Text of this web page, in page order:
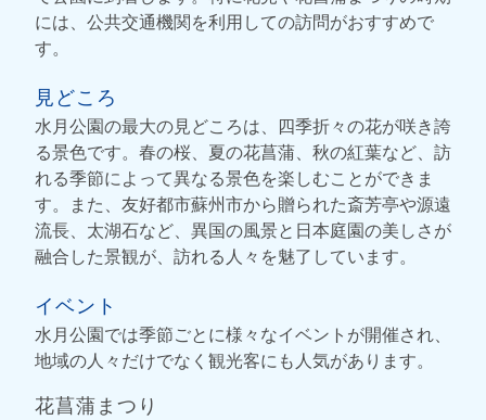
には、公共交通機関を利用しての訪問がおすすめで
す。
見どころ
水月公園の最大の見どころは、四季折々の花が咲き誇
る景色です。春の桜、夏の花菖蒲、秋の紅葉など、訪
れる季節によって異なる景色を楽しむことができま
す。また、友好都市蘇州市から贈られた斎芳亭や源遠
流長、太湖石など、異国の風景と日本庭園の美しさが
融合した景観が、訪れる人々を魅了しています。
イベント
水月公園では季節ごとに様々なイベントが開催され、
地域の人々だけでなく観光客にも人気があります。
花菖蒲まつり